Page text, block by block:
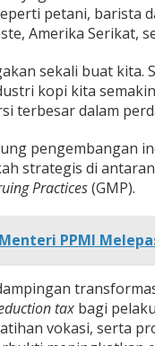
petani, barista
Amerika Serikat,
sekali buat kita.
kopi kita
terbesar dalam
pengembangan
strategis di
Practices(GMP).
Menteri PPMI
taxbagi
vokasi, serta